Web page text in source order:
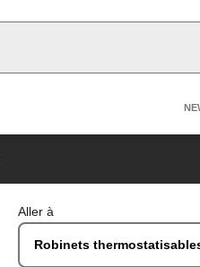
Aller à
Robinets